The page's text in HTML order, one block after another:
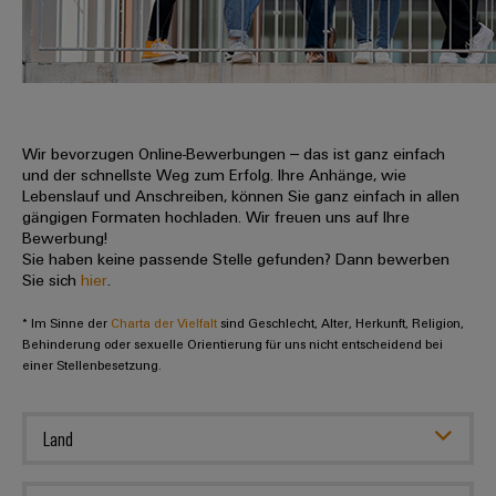
erlebbar
werden.
Datencenter
Produkte
für
Rechenzentren
–
effizient,
zuverlässig,
skalierbar
Energiespeicher
Lösungen
und
Anschlusstechnologie
DC-
u-
OS
Edge
Computing
Industrial
5G
Single
Leiterplattenklemmen
Gehäusesysteme
komponenten
Kabeleinführungssysteme
und
-
komponenten
Anschlussleitungen,
Patchkabel
Fast
Delivery
Beratung
und
digitale
Planung
easyConnect
-
Ihre
uns
Promotionfahrzeug
Distribution
Info
für
unsere
Partner
Vertrieb
Weidmüller
Zahlen
Unser
Vorstand
Nachhaltigkeit
Academy
People
Karriere
Stellen
für
Berufserfahrene
Für
Studierende
Werkstudententätigkeiten
Praktika
Abschlussarbeiten
Wir bevorzugen Online-Bewerbungen – das ist ganz einfach
und der schnellste Weg zum Erfolg. Ihre Anhänge, wie
Lebenslauf und Anschreiben, können Sie ganz einfach in allen
gängigen Formaten hochladen. Wir freuen uns auf Ihre
Bewerbung!
Sie haben keine passende Stelle gefunden? Dann bewerben
Sie sichhier
* Im Sinne der Charta der Vielfalt sind Geschlecht, Alter, Herkunft, Religion,
Behinderung oder sexuelle Orientierung für uns nicht entscheidend bei
einer Stellenbesetzung.
Land